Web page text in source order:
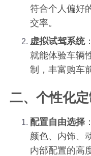
符合个人偏好
交率。
虚拟试驾系统
就能体验车辆
制，丰富购车
二、个性化
配置自由选择
颜色、内饰、
内部配置的高